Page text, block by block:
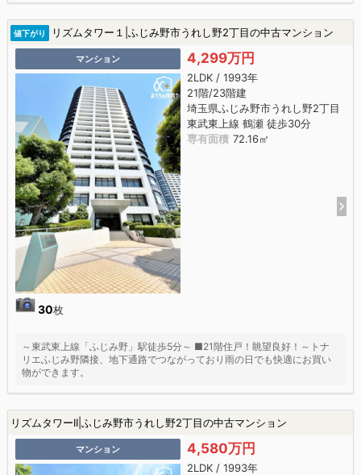
値下がり リズムタワー１|ふじみ野市うれし野2丁目の中古マンション
マンション
30枚
4,299万円
2LDK / 1993年
21階/23階建
埼玉県ふじみ野市うれし野2丁目
東武東上線 鶴瀬 徒歩30分
専有面積 72.16㎡
～東武東上線「ふじみ野」駅徒歩5分～ ■21階住戸！眺望良好！～トナ
リエふじみ野隣接、地下通路でつながっており雨の日でも快適にお買い
物ができます。
リズムタワーII|ふじみ野市うれし野2丁目の中古マンション
マンション 4,580万円
2LDK / 1993年